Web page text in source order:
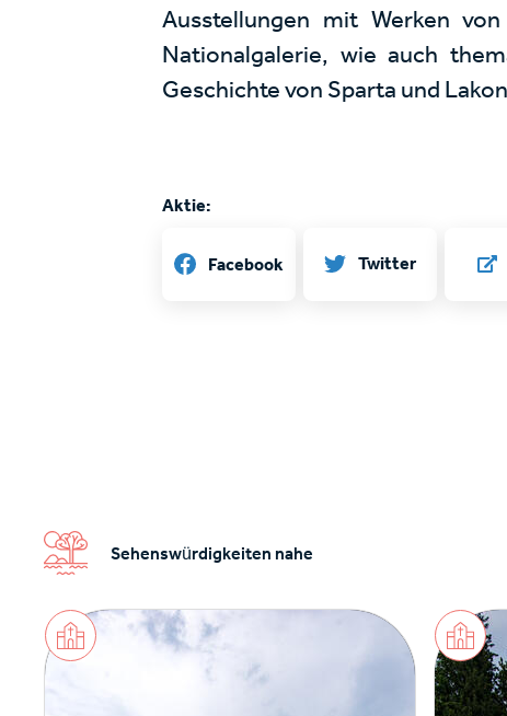
Ausstellungen mit Werken
Nationalgalerie, wie auch
Geschichte von Sparta und
Aktie:
Facebook Twitter
Sehenswürdigkeiten nahe